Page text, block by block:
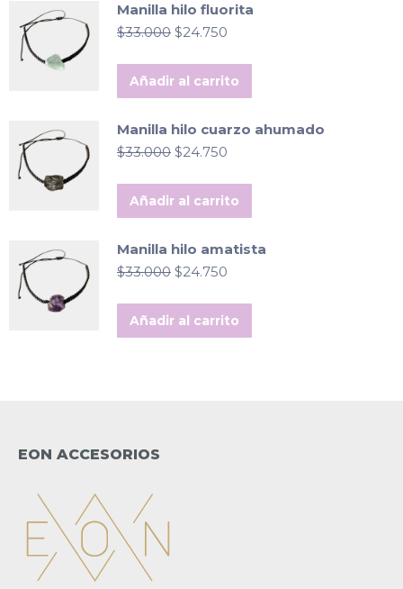
Manilla hilo fluorita
$33.000 El
original
era:
$33.000.
$24.750
actual
es:
$24.750.
Añadir al carrito
Manilla hilo cuarzo ahumado
$33.000 El
original
era:
$33.000.
$24.750
actual
es:
$24.750.
Añadir al carrito
Manilla hilo amatista
$33.000 El
original
era:
$33.000.
$24.750
actual
es:
$24.750.
Añadir al carrito
EON ACCESORIOS